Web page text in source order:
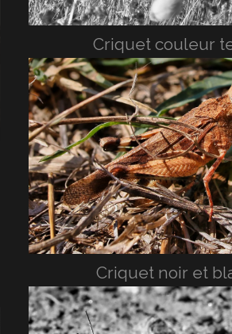
Criquet couleur
Criquet noir et